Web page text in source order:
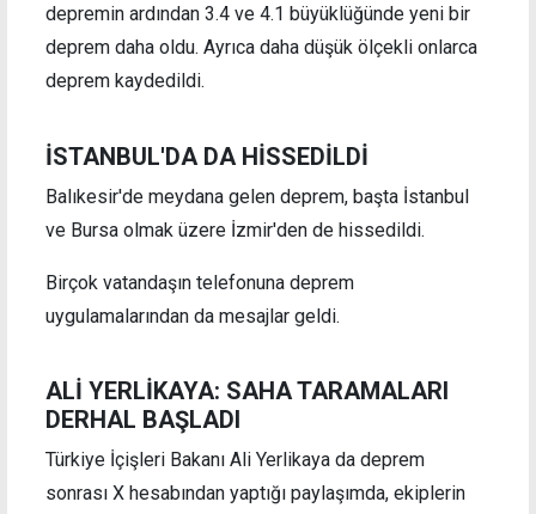
depremin ardından 3.4 ve 4.1 büyüklüğünde yeni bir
deprem daha oldu. Ayrıca daha düşük ölçekli onlarca
deprem kaydedildi.
İSTANBUL'DA DA HİSSEDİLDİ
Balıkesir'de meydana gelen deprem, başta İstanbul
ve Bursa olmak üzere İzmir'den de hissedildi.
Birçok vatandaşın telefonuna deprem
uygulamalarından da mesajlar geldi.
ALİ YERLİKAYA: SAHA TARAMALARI
DERHAL BAŞLADI
Türkiye İçişleri Bakanı Ali Yerlikaya da deprem
sonrası X hesabından yaptığı paylaşımda, ekiplerin